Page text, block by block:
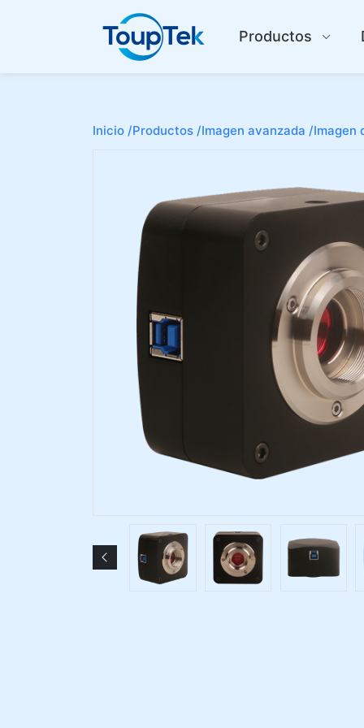
Productos
Inicio /Productos /Imagen avanzada /Imagen